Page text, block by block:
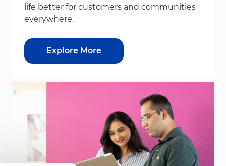
life better for customers and communities
everywhere.
Explore More